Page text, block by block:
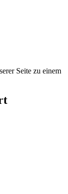
Seite zu einem